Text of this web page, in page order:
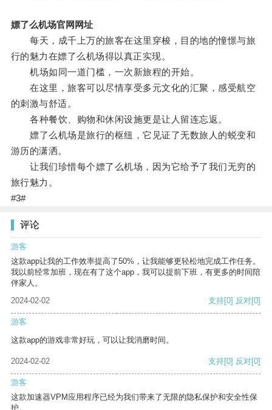
嫖了么机场官网网址
每天，成千上万的旅客在这里穿梭，目的地的憧憬与旅
行的魅力在嫖了么机场得以真正实现。
机场如同一道门槛，一次新旅程的开始。
在这里，旅客可以尽情享受多元文化的汇聚，感受航空
的刺激与舒适。
各种餐饮、购物和休闲设施更是让人留连忘返。
嫖了么机场是旅行的枢纽，它见证了无数旅人的蜕变和
游历的潇洒。
让我们珍惜每个嫖了么机场，因为它给予了我们无穷的
旅行魅力。
#3#
评论
游客
这款app让我的工作效率提高了50%，让我能够更轻松地完成工作任务。
我以前经常加班，现在有了这个app，我可以提前下班，有更多的时间陪
伴家人。
2024-02-02
支持[0] 反对[0]
游客
这款app的游戏非常好玩，可以让我消磨时间。
2024-02-02 支持[0] 反对[0]
游客
这款加速器VPM应用程序已经为我们带来了无限的隐私保护和安全性保
护。